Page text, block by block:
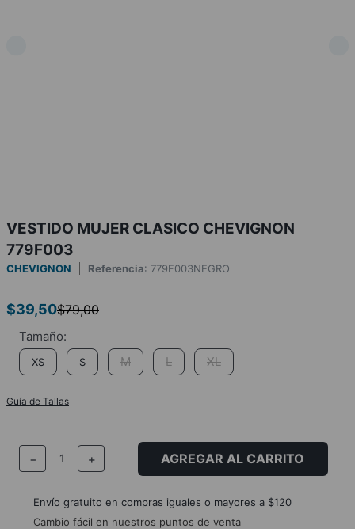
VESTIDO MUJER CLASICO CHEVIGNON
779F003
CHEVIGNON Referencia: 779F003NEGRO
$39,50$79,00
XS S M L XL
Guía de Tallas
＋
－ AGREGAR AL CARRITO
Envío gratuito en compras iguales o mayores a $120
Cambio fácil en nuestros puntos de venta